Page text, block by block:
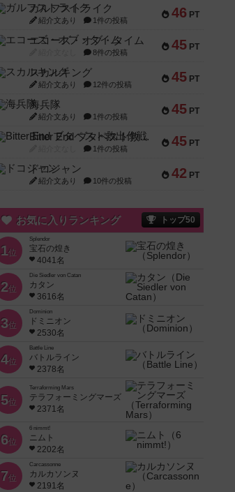
46 PT
ガルフストライク
紹介文あり 1件の投稿
45 PT
エコーズ・オブ・タイム
8件の投稿
45 PT
スカルキング
紹介文あり 12件の投稿
45 PT
海兵隊
紹介文あり 1件の投稿
45 PT
Bitter End ブタペスト救出作戦
1件の投稿
42 PT
ドコジャン
紹介文あり 10件の投稿
お気に入りランキング トップ50
1位
Splendor
宝石の煌き
4041名
2位
Die Siedler von Catan
カタン
3616名
3位
Dominion
ドミニオン
2530名
4位
Battle Line
バトルライン
2378名
5位
Terraforming Mars
テラフォーミングマーズ
2371名
6位
6 nimmt!
ニムト
2202名
7位
Carcassonne
カルカソンヌ
2191名